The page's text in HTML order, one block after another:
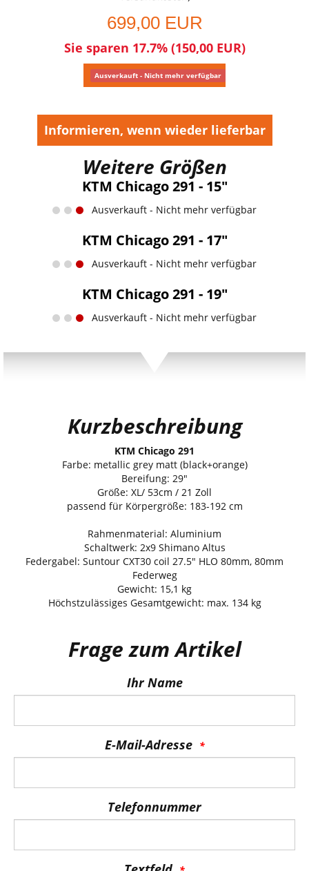
699,00 EUR
Sie sparen 17.7% (150,00 EUR)
Ausverkauft - Nicht mehr verfügbar
Informieren, wenn wieder lieferbar
Weitere Größen
KTM Chicago 291 - 15"
Ausverkauft - Nicht mehr verfügbar
KTM Chicago 291 - 17"
Ausverkauft - Nicht mehr verfügbar
KTM Chicago 291 - 19"
Ausverkauft - Nicht mehr verfügbar
Kurzbeschreibung
KTM Chicago 291
Farbe: metallic grey matt (black+orange)
Bereifung: 29"
Größe: XL/ 53cm / 21 Zoll
passend für Körpergröße: 183-192 cm
Rahmenmaterial: Aluminium
Schaltwerk: 2x9 Shimano Altus
Federgabel: Suntour CXT30 coil 27.5" HLO 80mm, 80mm
Federweg
Gewicht: 15,1 kg
Höchstzulässiges Gesamtgewicht: max. 134 kg
Frage zum Artikel
Ihr Name
E-Mail-Adresse
Telefonnummer